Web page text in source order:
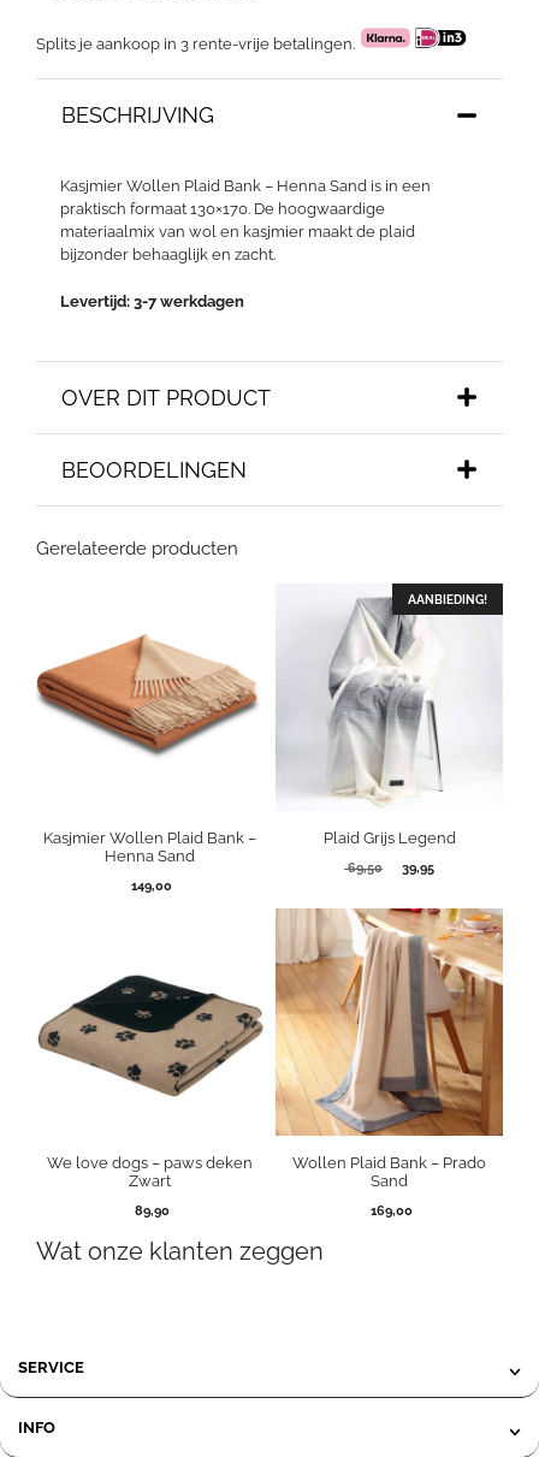
Splits je aankoop in 3 rente-vrije betalingen.
BESCHRIJVING
Kasjmier Wollen Plaid Bank – Henna Sand is in een
praktisch formaat 130×170. De hoogwaardige
materiaalmix van wol en kasjmier maakt de plaid
bijzonder behaaglijk en zacht.
Levertijd: 3-7 werkdagen
OVER DIT PRODUCT
BEOORDELINGEN
Gerelateerde producten
Kasjmier Wollen Plaid Bank –
Henna Sand
149,00
AANBIEDING!
Plaid Grijs Legend
69,50
Oorspronkelijke
was:
69,50.
39,95Huidige
is:
39,95.
We love dogs – paws deken
Zwart
89,90
Wollen Plaid Bank – Prado
Sand
169,00
Wat onze klanten zeggen
SERVICE
INFO